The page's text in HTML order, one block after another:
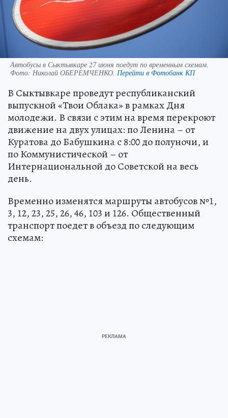
Автобусы в Сыктывкаре 27 июня поедут по временным схемам.
Фото: Николай ОБЕРЕМЧЕНКО. Перейти в Фотобанк КП
В Сыктывкаре проведут республиканский
выпускной «Твои Облака» в рамках Дня
молодежи. В связи с этим на время перекроют
движение на двух улицах: по Ленина – от
Куратова до Бабушкина с 8:00 до полуночи, и
по Коммунистической – от
Интернациональной до Советской на весь
день.
Временно изменятся маршруты автобусов №1,
3, 12, 23, 25, 26, 46, 103 и 126. Общественный
транспорт поедет в объезд по следующим
схемам: